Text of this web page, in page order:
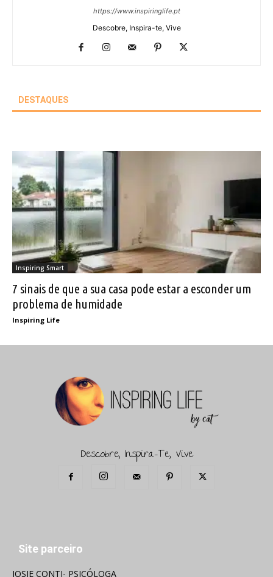
https://www.inspiringlife.pt
Descobre, Inspira-te, Vive
DESTAQUES
Inspiring Smart
7 sinais de que a sua casa pode estar a esconder um
problema de humidade
Inspiring Life
Descobre, Inspira-Te, Vive
Site parceiro
JOSIE CONTI- PSICÓLOGA